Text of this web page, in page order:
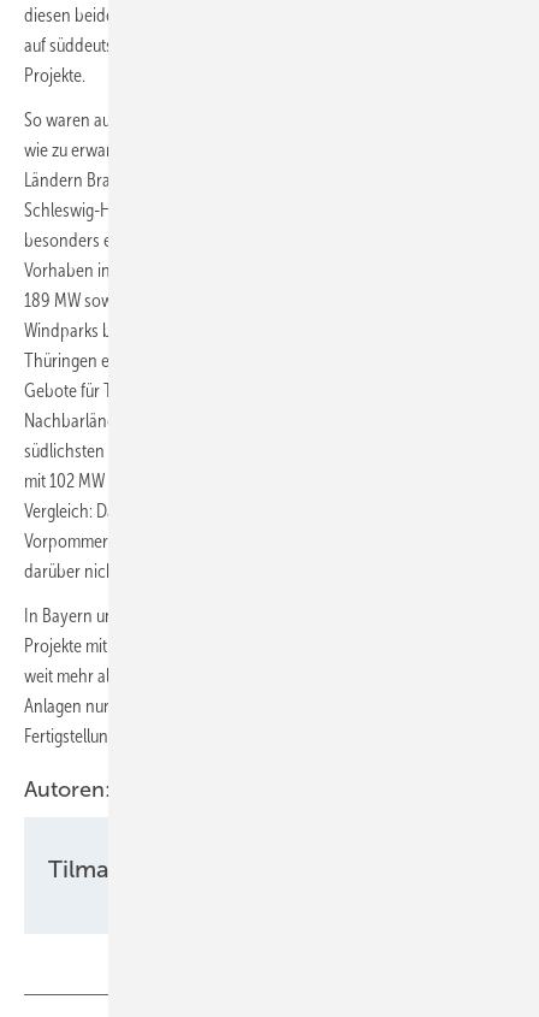
diesen beiden Bundesländern erhielten somit grünes Licht. Aber auch
auf süddeutsche Bundesländer kamen nun wieder mehr bezuschlagte
Projekte.
So waren außerhalb der beiden Ausbauspitzenländer zunächst zwar
wie zu erwarten Windparkentwickler in den ebenfalls windkraftstarken
Ländern Brandenburg mit 34 Zuschlägen für 262 Megawatt (MW) und
Schleswig-Holstein mit 18 Zuschlägen für 42 Anlagen und fast 235 MW
besonders erfolgreich. Doch danach folgten schon Projektierer von
Vorhaben in Rheinland-Pfalz bei 27 Zuschlägen für 29 Anlagen und
189 MW sowie in Bayern bei 21 Zuschlägen für 26 Anlagen in vier
Windparks beziehungsweise für knapp 175 MW. Auch für Hessen und
Thüringen ergab sich noch viel neues Windkraft-Ausbaupotenzial.
Gebote für Turbinenerrichtungen in dem westlichen der beiden
Nachbarländer erzielten Zuschläge für 21 Anlagen mit 126 MW. In dem
südlichsten Bundesland Ostdeutschlands sind 15 projektierte Anlagen
mit 102 MW nun durch die jüngsten Zuschläge abgesichert. Zum
Vergleich: Das windhöffige Ostseeküstenland Mecklenburg-
Vorpommern kam durch neu bezuschlagte 103 MW Windkraftzubau
darüber nicht hinaus.
In Bayern und in Rheinland-Pfalz punkteten insbesondere sehr große
Projekte mit Bürgerbeteiligungen. So kam in Bayern das Projekt des für
weit mehr als 100 MW geplanten Bürgerwindparks Steigerwald mit 16
Anlagen nun auf die Zielgerade. Insgesamt soll dieser nach der
Fertigstellung sogar aus 19 Turbinen bestehen.
Autoren:
Tilman Weber